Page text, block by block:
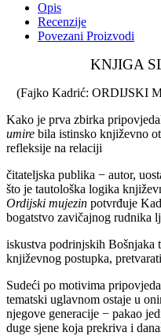
Opis
Recenzije
Povezani Proizvodi
KNJIGA
(Fajko Kadrić: ORDIJSKI
Kako je prva zbirka
umire bila istinsko književno
refleksije na relaciji
čitateljska publika − autor,
što je tautološka logika
Ordijski mujezin potvrđuje
bogatstvo zavičajnog rudnika
iskustva podrinjskih Bošnjaka
književnog postupka,
Sudeći po motivima
tematski uglavnom ostaje u
njegove generacije − pakao
duge sjene koja prekriva i